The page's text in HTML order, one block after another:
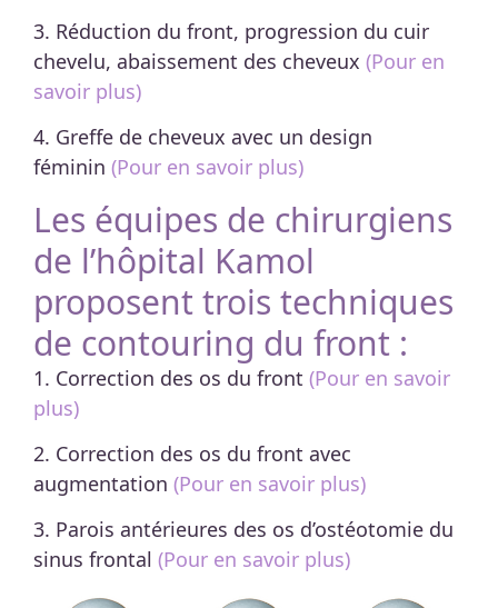
3. Réduction du front, progression du cuir
chevelu, abaissement des cheveux (Pour en
savoir plus)
4. Greffe de cheveux avec un design
féminin (Pour en savoir plus)
Les équipes de chirurgiens
de l’hôpital Kamol
proposent trois techniques
de contouring du front :
1. Correction des os du front (Pour en savoir
plus)
2. Correction des os du front avec
augmentation (Pour en savoir plus)
3. Parois antérieures des os d’ostéotomie du
sinus frontal (Pour en savoir plus)